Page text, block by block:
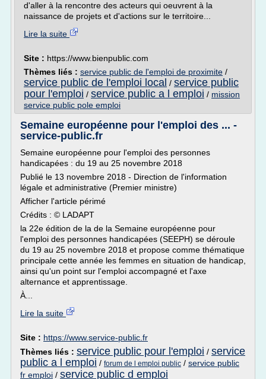
d'aller à la rencontre des acteurs qui oeuvrent à la
naissance de projets et d'actions sur le territoire...
Lire la suite
Site : https://www.bienpublic.com
Thèmes liés : service public de l'emploi de proximite /
service public de l'emploi local / service public
pour l'emploi / service public a l emploi / mission
service public pole emploi
Semaine européenne pour l'emploi des ... -
service-public.fr
Semaine européenne pour l'emploi des personnes
handicapées : du 19 au 25 novembre 2018
Publié le 13 novembre 2018 - Direction de l'information
légale et administrative (Premier ministre)
Afficher l'article périmé
Crédits : © LADAPT
la 22e édition de la de la Semaine européenne pour
l'emploi des personnes handicapées (SEEPH) se déroule
du 19 au 25 novembre 2018 et propose comme thématique
principale cette année les femmes en situation de handicap,
ainsi qu'un point sur l'emploi accompagné et l'axe
alternance et apprentissage.
À...
Lire la suite
Site : https://www.service-public.fr
Thèmes liés : service public pour l'emploi / service
public a l emploi / forum de l emploi public / service public
fr emploi / service public d emploi